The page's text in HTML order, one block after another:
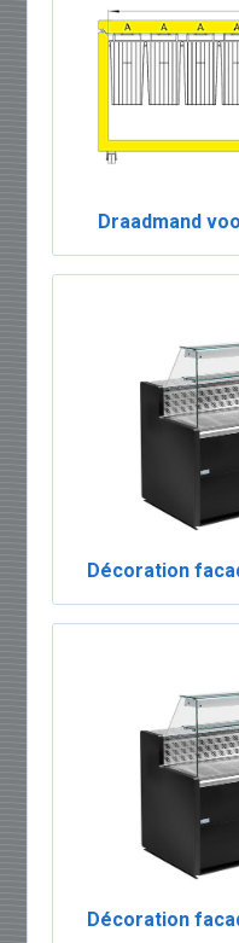
Draadmand
Décoration
Décoration